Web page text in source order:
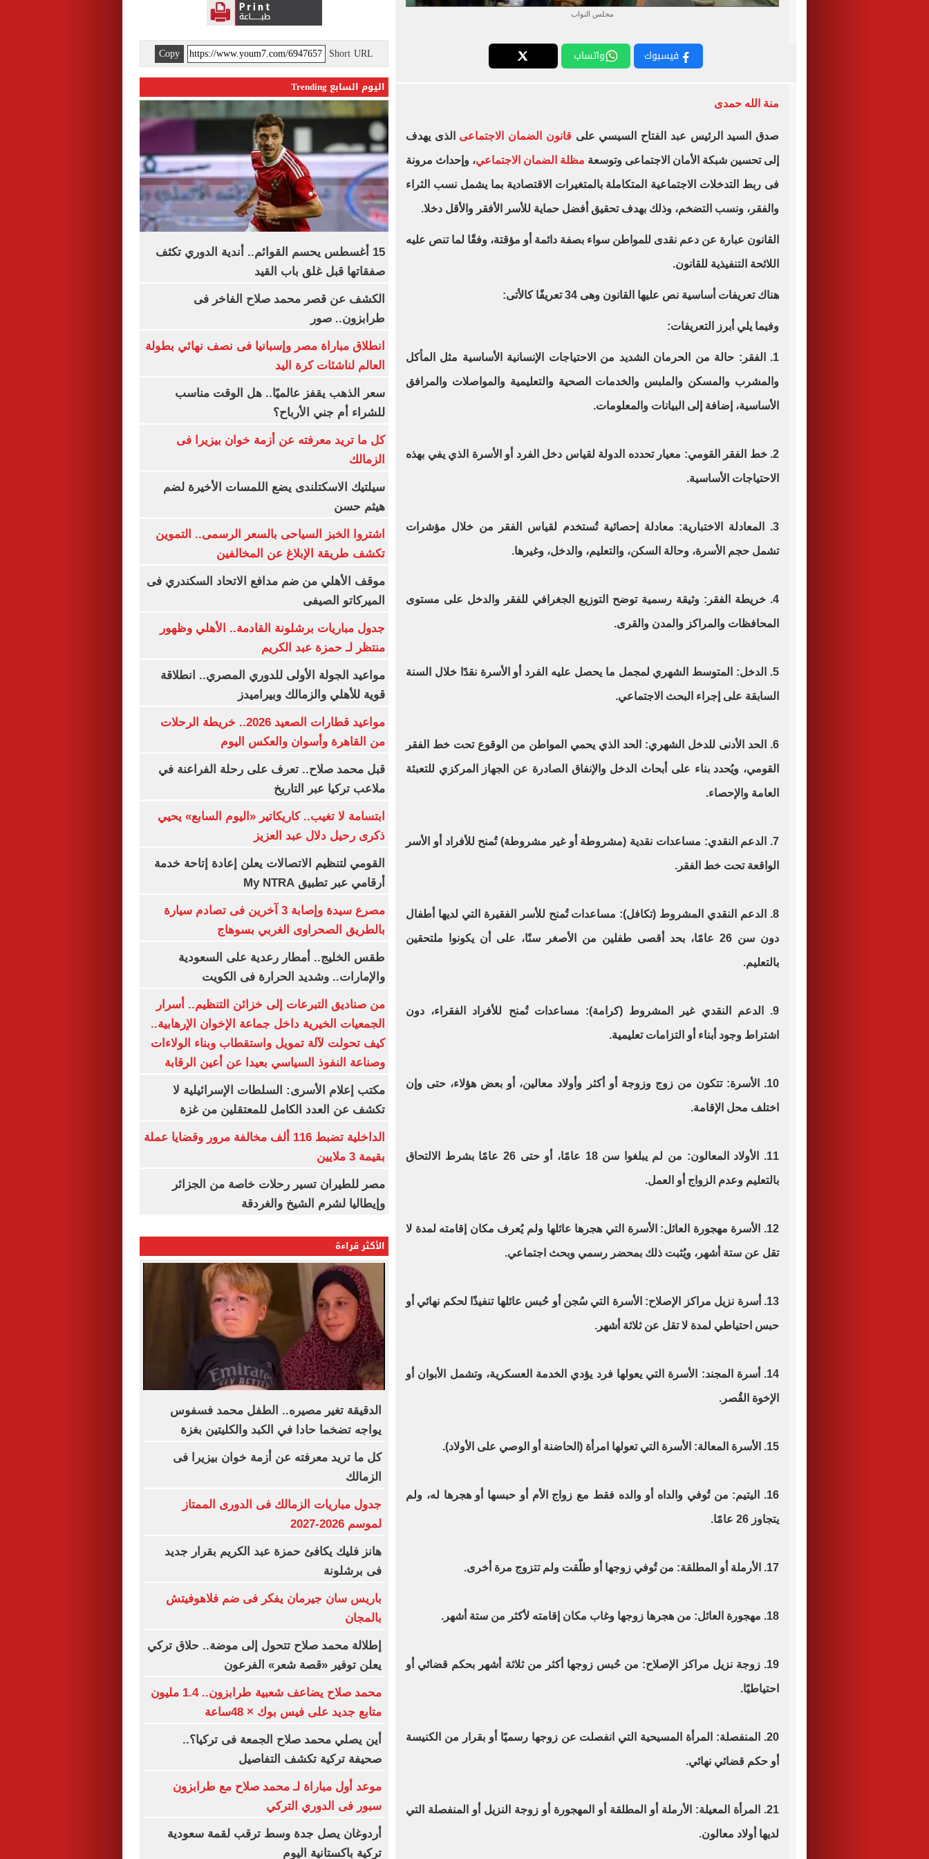
مجلس النواب
فيسبوك واتساب
منة الله حمدى
صدق السيد الرئيس عبد الفتاح السيسي على قانون الضمان الاجتماعى الذى يهدف
إلى تحسين شبكة الأمان الاجتماعى وتوسعة مظلة الضمان الاجتماعي، وإحداث مرونة
فى ربط التدخلات الاجتماعية المتكاملة بالمتغيرات الاقتصادية بما يشمل نسب الثراء
والفقر، ونسب التضخم، وذلك بهدف تحقيق أفضل حماية للأسر الأفقر والأقل دخلا.
القانون عبارة عن دعم نقدى للمواطن سواء بصفة دائمة أو مؤقتة، وفقًا لما تنص عليه
اللائحة التنفيذية للقانون.
هناك تعريفات أساسية نص عليها القانون وهى 34 تعريفًا كالأتى:
وفيما يلي أبرز التعريفات:
1. الفقر: حالة من الحرمان الشديد من الاحتياجات الإنسانية الأساسية مثل المأكل
والمشرب والمسكن والملبس والخدمات الصحية والتعليمية والمواصلات والمرافق
الأساسية، إضافة إلى البيانات والمعلومات.
2. خط الفقر القومي: معيار تحدده الدولة لقياس دخل الفرد أو الأسرة الذي يفي بهذه
الاحتياجات الأساسية.
3. المعادلة الاختبارية: معادلة إحصائية تُستخدم لقياس الفقر من خلال مؤشرات
تشمل حجم الأسرة، وحالة السكن، والتعليم، والدخل، وغيرها.
4. خريطة الفقر: وثيقة رسمية توضح التوزيع الجغرافي للفقر والدخل على مستوى
المحافظات والمراكز والمدن والقرى.
5. الدخل: المتوسط الشهري لمجمل ما يحصل عليه الفرد أو الأسرة نقدًا خلال السنة
السابقة على إجراء البحث الاجتماعي.
6. الحد الأدنى للدخل الشهري: الحد الذي يحمي المواطن من الوقوع تحت خط الفقر
القومي، ويُحدد بناء على أبحاث الدخل والإنفاق الصادرة عن الجهاز المركزي للتعبئة
العامة والإحصاء.
7. الدعم النقدي: مساعدات نقدية (مشروطة أو غير مشروطة) تُمنح للأفراد أو الأسر
الواقعة تحت خط الفقر.
8. الدعم النقدي المشروط (تكافل): مساعدات تُمنح للأسر الفقيرة التي لديها أطفال
دون سن 26 عامًا، بحد أقصى طفلين من الأصغر سنًا، على أن يكونوا ملتحقين
بالتعليم.
9. الدعم النقدي غير المشروط (كرامة): مساعدات تُمنح للأفراد الفقراء، دون
اشتراط وجود أبناء أو التزامات تعليمية.
10. الأسرة: تتكون من زوج وزوجة أو أكثر وأولاد معالين، أو بعض هؤلاء، حتى وإن
اختلف محل الإقامة.
11. الأولاد المعالون: من لم يبلغوا سن 18 عامًا، أو حتى 26 عامًا بشرط الالتحاق
بالتعليم وعدم الزواج أو العمل.
12. الأسرة مهجورة العائل: الأسرة التي هجرها عائلها ولم يُعرف مكان إقامته لمدة لا
تقل عن ستة أشهر، ويُثبت ذلك بمحضر رسمي وبحث اجتماعي.
13. أسرة نزيل مراكز الإصلاح: الأسرة التي سُجن أو حُبس عائلها تنفيذًا لحكم نهائي أو
حبس احتياطي لمدة لا تقل عن ثلاثة أشهر.
14. أسرة المجند: الأسرة التي يعولها فرد يؤدي الخدمة العسكرية، وتشمل الأبوان أو
الإخوة القُصر.
15. الأسرة المعالة: الأسرة التي تعولها امرأة (الحاضنة أو الوصي على الأولاد).
16. اليتيم: من تُوفي والداه أو والده فقط مع زواج الأم أو حبسها أو هجرها له، ولم
يتجاوز 26 عامًا.
17. الأرملة أو المطلقة: من تُوفي زوجها أو طلّقت ولم تتزوج مرة أخرى.
18. مهجورة العائل: من هجرها زوجها وغاب مكان إقامته لأكثر من ستة أشهر.
19. زوجة نزيل مراكز الإصلاح: من حُبس زوجها أكثر من ثلاثة أشهر بحكم قضائي أو
احتياطيًا.
20. المنفصلة: المرأة المسيحية التي انفصلت عن زوجها رسميًا أو بقرار من الكنيسة
أو حكم قضائي نهائي.
21. المرأة المعيلة: الأرملة أو المطلقة أو المهجورة أو زوجة النزيل أو المنفصلة التي
لديها أولاد معالون.
Short URL
Copy
اليوم السابع Trending
15 أغسطس يحسم القوائم.. أندية الدوري تكثف
صفقاتها قبل غلق باب القيد
الكشف عن قصر محمد صلاح الفاخر فى
طرابزون.. صور
انطلاق مباراة مصر وإسبانيا فى نصف نهائي بطولة
العالم لناشئات كرة اليد
سعر الذهب يقفز عالميًا.. هل الوقت مناسب
للشراء أم جني الأرباح؟
كل ما تريد معرفته عن أزمة خوان بيزيرا فى
الزمالك
سيلتيك الاسكتلندى يضع اللمسات الأخيرة لضم
هيثم حسن
اشتروا الخبز السياحى بالسعر الرسمى.. التموين
تكشف طريقة الإبلاغ عن المخالفين
موقف الأهلي من ضم مدافع الاتحاد السكندري فى
الميركاتو الصيفى
جدول مباريات برشلونة القادمة.. الأهلي وظهور
منتظر لـ حمزة عبد الكريم
مواعيد الجولة الأولى للدوري المصري.. انطلاقة
قوية للأهلي والزمالك وبيراميدز
مواعيد قطارات الصعيد 2026.. خريطة الرحلات
من القاهرة وأسوان والعكس اليوم
قبل محمد صلاح.. تعرف على رحلة الفراعنة في
ملاعب تركيا عبر التاريخ
ابتسامة لا تغيب.. كاريكاتير «اليوم السابع» يحيي
ذكرى رحيل دلال عبد العزيز
القومي لتنظيم الاتصالات يعلن إعادة إتاحة خدمة
أرقامي عبر تطبيق My NTRA
مصرع سيدة وإصابة 3 آخرين فى تصادم سيارة
بالطريق الصحراوى الغربي بسوهاج
طقس الخليج.. أمطار رعدية على السعودية
والإمارات.. وشديد الحرارة فى الكويت
من صناديق التبرعات إلى خزائن التنظيم.. أسرار
الجمعيات الخيرية داخل جماعة الإخوان الإرهابية..
كيف تحولت لآلة تمويل واستقطاب وبناء الولاءات
وصناعة النفوذ السياسي بعيدا عن أعين الرقابة
مكتب إعلام الأسرى: السلطات الإسرائيلية لا
تكشف عن العدد الكامل للمعتقلين من غزة
الداخلية تضبط 116 ألف مخالفة مرور وقضايا عملة
بقيمة 3 ملايين
مصر للطيران تسير رحلات خاصة من الجزائر
وإيطاليا لشرم الشيخ والغردقة
الأكثر قراءة
الدقيقة تغير مصيره.. الطفل محمد فسفوس
يواجه تضخما حادا في الكبد والكليتين بغزة
كل ما تريد معرفته عن أزمة خوان بيزيرا فى
الزمالك
جدول مباريات الزمالك فى الدورى الممتاز
لموسم 2026-2027
هانز فليك يكافئ حمزة عبد الكريم بقرار جديد
فى برشلونة
باريس سان جيرمان يفكر فى ضم فلاهوفيتش
بالمجان
إطلالة محمد صلاح تتحول إلى موضة.. حلاق تركي
يعلن توفير «قصة شعر» الفرعون
محمد صلاح يضاعف شعبية طرابزون.. 1.4 مليون
متابع جديد على فيس بوك × 48ساعة
أين يصلي محمد صلاح الجمعة فى تركيا؟..
صحيفة تركية تكشف التفاصيل
موعد أول مباراة لـ محمد صلاح مع طرابزون
سبور فى الدوري التركي
أردوغان يصل جدة وسط ترقب لقمة سعودية
تركية باكستانية اليوم